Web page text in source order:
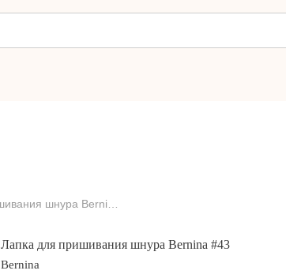
Лапка для пришивания шнура Bernina #43
Bernina